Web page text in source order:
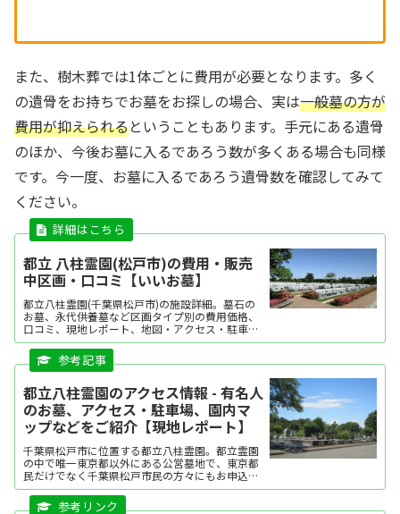
また、樹木葬では1体ごとに費用が必要となります。多く
の遺骨をお持ちでお墓をお探しの場合、実は一般墓の方が
費用が抑えられるということもあります。手元にある遺骨
のほか、今後お墓に入るであろう数が多くある場合も同様
です。今一度、お墓に入るであろう遺骨数を確認してみて
ください。
都立 八柱霊園(松戸市)の費用・販売
中区画・口コミ【いいお墓】
都立八柱霊園(千葉県松戸市)の施設詳細。墓石の
お墓、永代供養墓など区画タイプ別の費用価格、
口コミ、現地レポート、地図・アクセス・駐車場
情報などを掲載。霊園・墓地をお探しなら日本最
大級のお墓ポータルサイト「いいお墓」にお任せ
ください。資料請求・見学予約・お墓の相談はす
ど、お墓探し...
都立八柱霊園のアクセス情報 - 有名人
のお墓、アクセス・駐車場、園内マ
ップなどをご紹介【現地レポート】
千葉県松戸市に位置する都立八柱霊園。都立霊園
の中で唯一東京都以外にある公営墓地で、東京都
民だけでなく千葉県松戸市民の方々にもお申込み
いただけます。>都立霊園募集要項はこちらから
都立八柱霊園はその立地から使用料が安く、都立